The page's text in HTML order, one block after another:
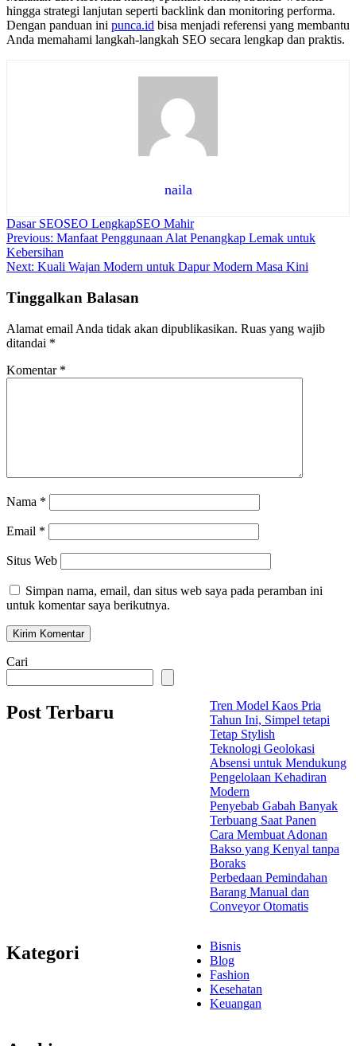
hingga strategi lanjutan seperti backlink dan monitoring performa.
Dengan panduan ini punca.id bisa menjadi referensi yang membantu
Anda memahami langkah-langkah SEO secara lengkap dan praktis.
naila
Dasar SEOSEO LengkapSEO Mahir
Navigasi
pos
Previous: Manfaat Penggunaan Alat Penangkap Lemak untuk
Kebersihan
Next: Kuali Wajan Modern untuk Dapur Modern Masa Kini
Tinggalkan Balasan
Alamat email Anda tidak akan dipublikasikan. Ruas yang wajib
ditandai *
Komentar *
Nama *
Email *
Situs Web
Simpan nama, email, dan situs web saya pada peramban ini
untuk komentar saya berikutnya.
Cari
Post Terbaru
Tren Model Kaos Pria
Tahun Ini, Simpel tetapi
Tetap Stylish
Teknologi Geolokasi
Absensi untuk Mendukung
Pengelolaan Kehadiran
Modern
Penyebab Gabah Banyak
Terbuang Saat Panen
Cara Membuat Adonan
Bakso yang Kenyal tanpa
Boraks
Perbedaan Pemindahan
Barang Manual dan
Conveyor Otomatis
Kategori
Bisnis
Blog
Fashion
Kesehatan
Keuangan